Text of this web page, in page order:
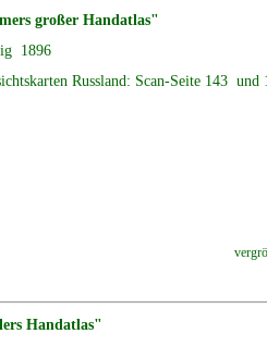
großer Handatlas"
1896
Russland: Scan-Seite 143 und
Handatlas"